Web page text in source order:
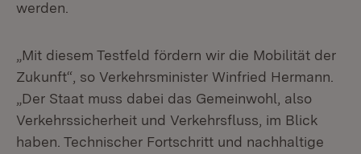
werden.
„Mit diesem Testfeld fördern wir die Mobilität der
Zukunft“, so Verkehrsminister Winfried Hermann.
„Der Staat muss dabei das Gemeinwohl, also
Verkehrssi­cherheit und Verkehrsfluss, im Blick
haben. Technischer Fortschritt und nachhal­tige